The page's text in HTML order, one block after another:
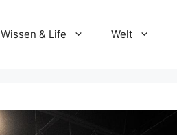
Wissen & Life Welt